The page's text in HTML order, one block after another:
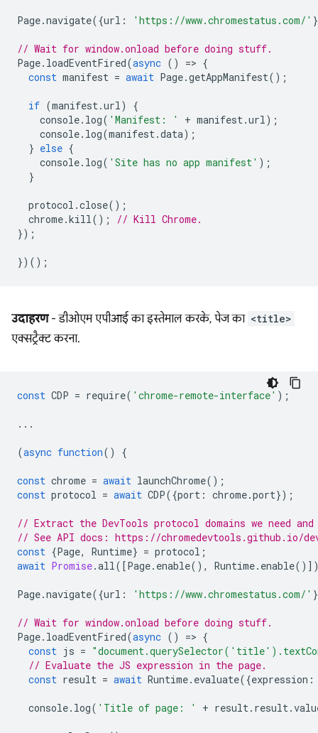
Page.navigate({url : 'https://www.chromestatus.com/'
// Wait for window.onload before doing stuff.
Page. loadEventFired(async () => {
const manifest = await Page.getAppManifest();
if (manifest.url)
{
console. log( 'Manifest: ' + manifest.url);
console. log(manifest.data);
} else {
console. log( 'Site has no app manifest' );
}
protocol .close();
chrome.kill();
// Kill Chrome.
});
})();
उदाहरण- डीओएम एपीआई का इस्तेमाल करके, पेज का <title>
एक्सट्रैक्ट करना.
const CDP = require( 'chrome-remote-interface' );
...
(async function() {
const chrome = await launchChrome();
const protocol = await CDP({port : chrome.port});
// Extract the DevTools protocol domains we need and
// See API docs: https://chromedevtools.github.io/
const {Page, Runtime} = protocol ;
await Promise.all([Page. enable(), Runtime. enable
Page.navigate({url : 'https://www.chromestatus.com/'
// Wait for window.onload before doing stuff.
Page. loadEventFired(async () => {
const js =
// Evaluate the JS expression in the page.
const result = await Runtime. evaluate({expression :
console. log( 'Title of page: ' + result. result.